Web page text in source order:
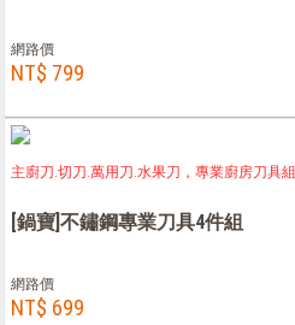
網路價
NT$ 799
主廚刀.切刀.萬用刀.水果刀，專業廚房刀具組
[鍋寶]不鏽鋼專業刀具4件組
網路價
NT$ 699